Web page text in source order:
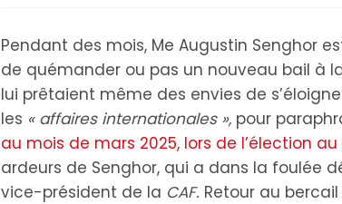
Pendant des mois, Me Augustin Senghor
de quémander ou pas un nouveau bail à
lui prêtaient même des envies de
les « affaires internationales », pour
au mois de mars 2025, lors de l’élection
ardeurs de Senghor, qui a dans la foulée
vice-président de la CAF. Retour au bercail